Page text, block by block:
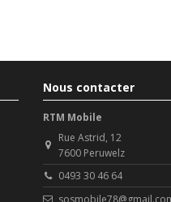
Nous contacter
RTM Mobile
Rue Astrid, 12
7600 Peruwelz
0493 30 46 64